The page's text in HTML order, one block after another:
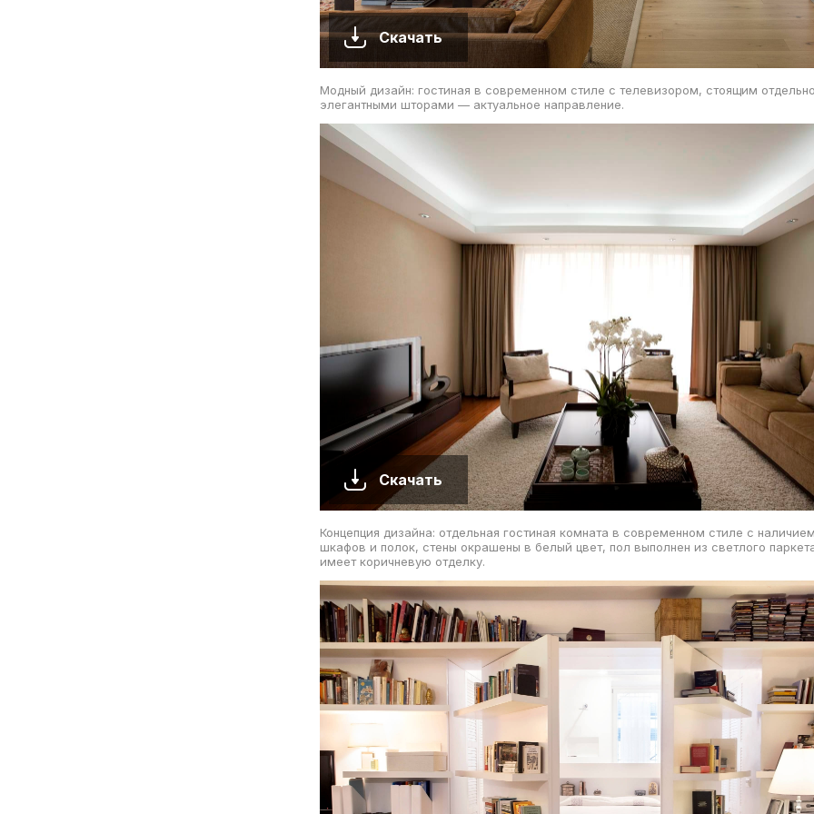
Скачать
Модный дизайн: гостиная в современном стиле с телевизором, стоящим
элегантными шторами — актуальное направление.
Скачать
Концепция дизайна: отдельная гостиная комната в современном стиле с
шкафов и полок, стены окрашены в белый цвет, пол выполнен из светлого
имеет коричневую отделку.